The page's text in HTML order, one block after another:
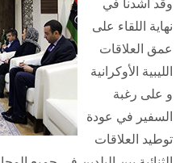
نهاية اللقاء على
عمق العلاقات
الليبية الأوكرانية
و على رغبة
السفير في عودة
توطيد العلاقات